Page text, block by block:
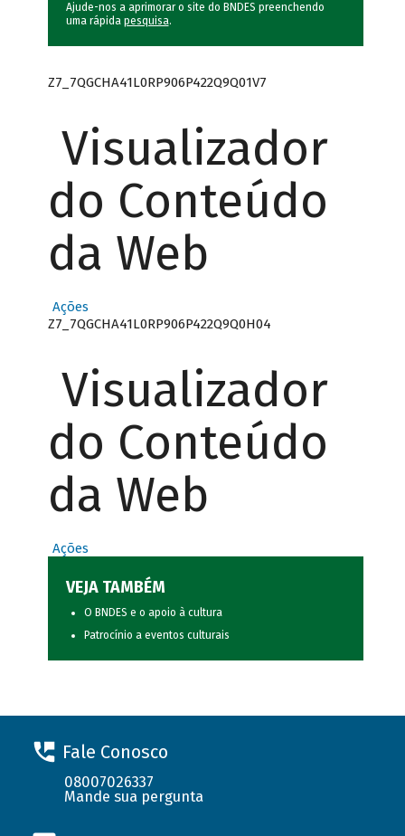
Ajude-nos a aprimorar o site do BNDES preenchendo
uma rápida pesquisa.
Z7_7QGCHA41L0RP906P422Q9Q01V7
Visualizador
do Conteúdo
da Web
Ações
Z7_7QGCHA41L0RP906P422Q9Q0H04
Visualizador
do Conteúdo
da Web
Ações
VEJA TAMBÉM
O BNDES e o apoio à cultura
Patrocínio a eventos culturais
Fale Conosco
08007026337
Mande sua pergunta